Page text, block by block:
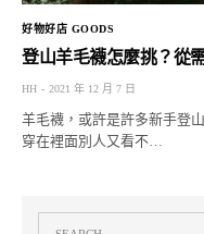
好物好店 GOODS
登山羊毛襪怎麼挑？從
HH 2021 年 12 月 7 日
羊毛襪，或許是許多新手登
穿在裡面別人又看不…